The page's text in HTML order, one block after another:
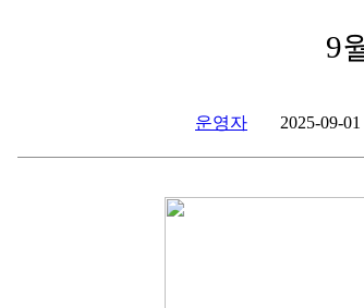
9
운영자 2025-09-